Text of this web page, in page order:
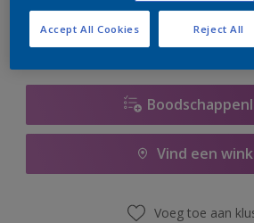
Vind een
Voeg toe aan
Reject All
Accept All Cookies